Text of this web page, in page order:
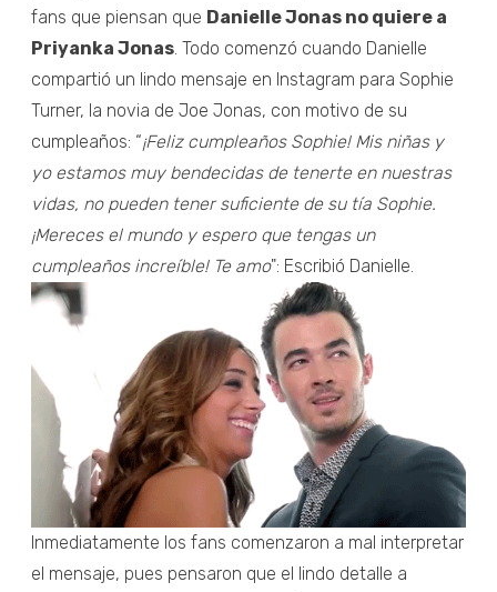
fans que piensan que Danielle Jonas no quiere a
Priyanka Jonas. Todo comenzó cuando Danielle
compartió un lindo mensaje en Instagram para Sophie
Turner, la novia de Joe Jonas, con motivo de su
cumpleaños: “¡Feliz cumpleaños Sophie! Mis niñas y
yo estamos muy bendecidas de tenerte en nuestras
vidas, no pueden tener suficiente de su tía Sophie.
¡Mereces el mundo y espero que tengas un
cumpleaños increíble! Te amo": Escribió Danielle.
Inmediatamente los fans comenzaron a mal interpretar
el mensaje, pues pensaron que el lindo detalle a